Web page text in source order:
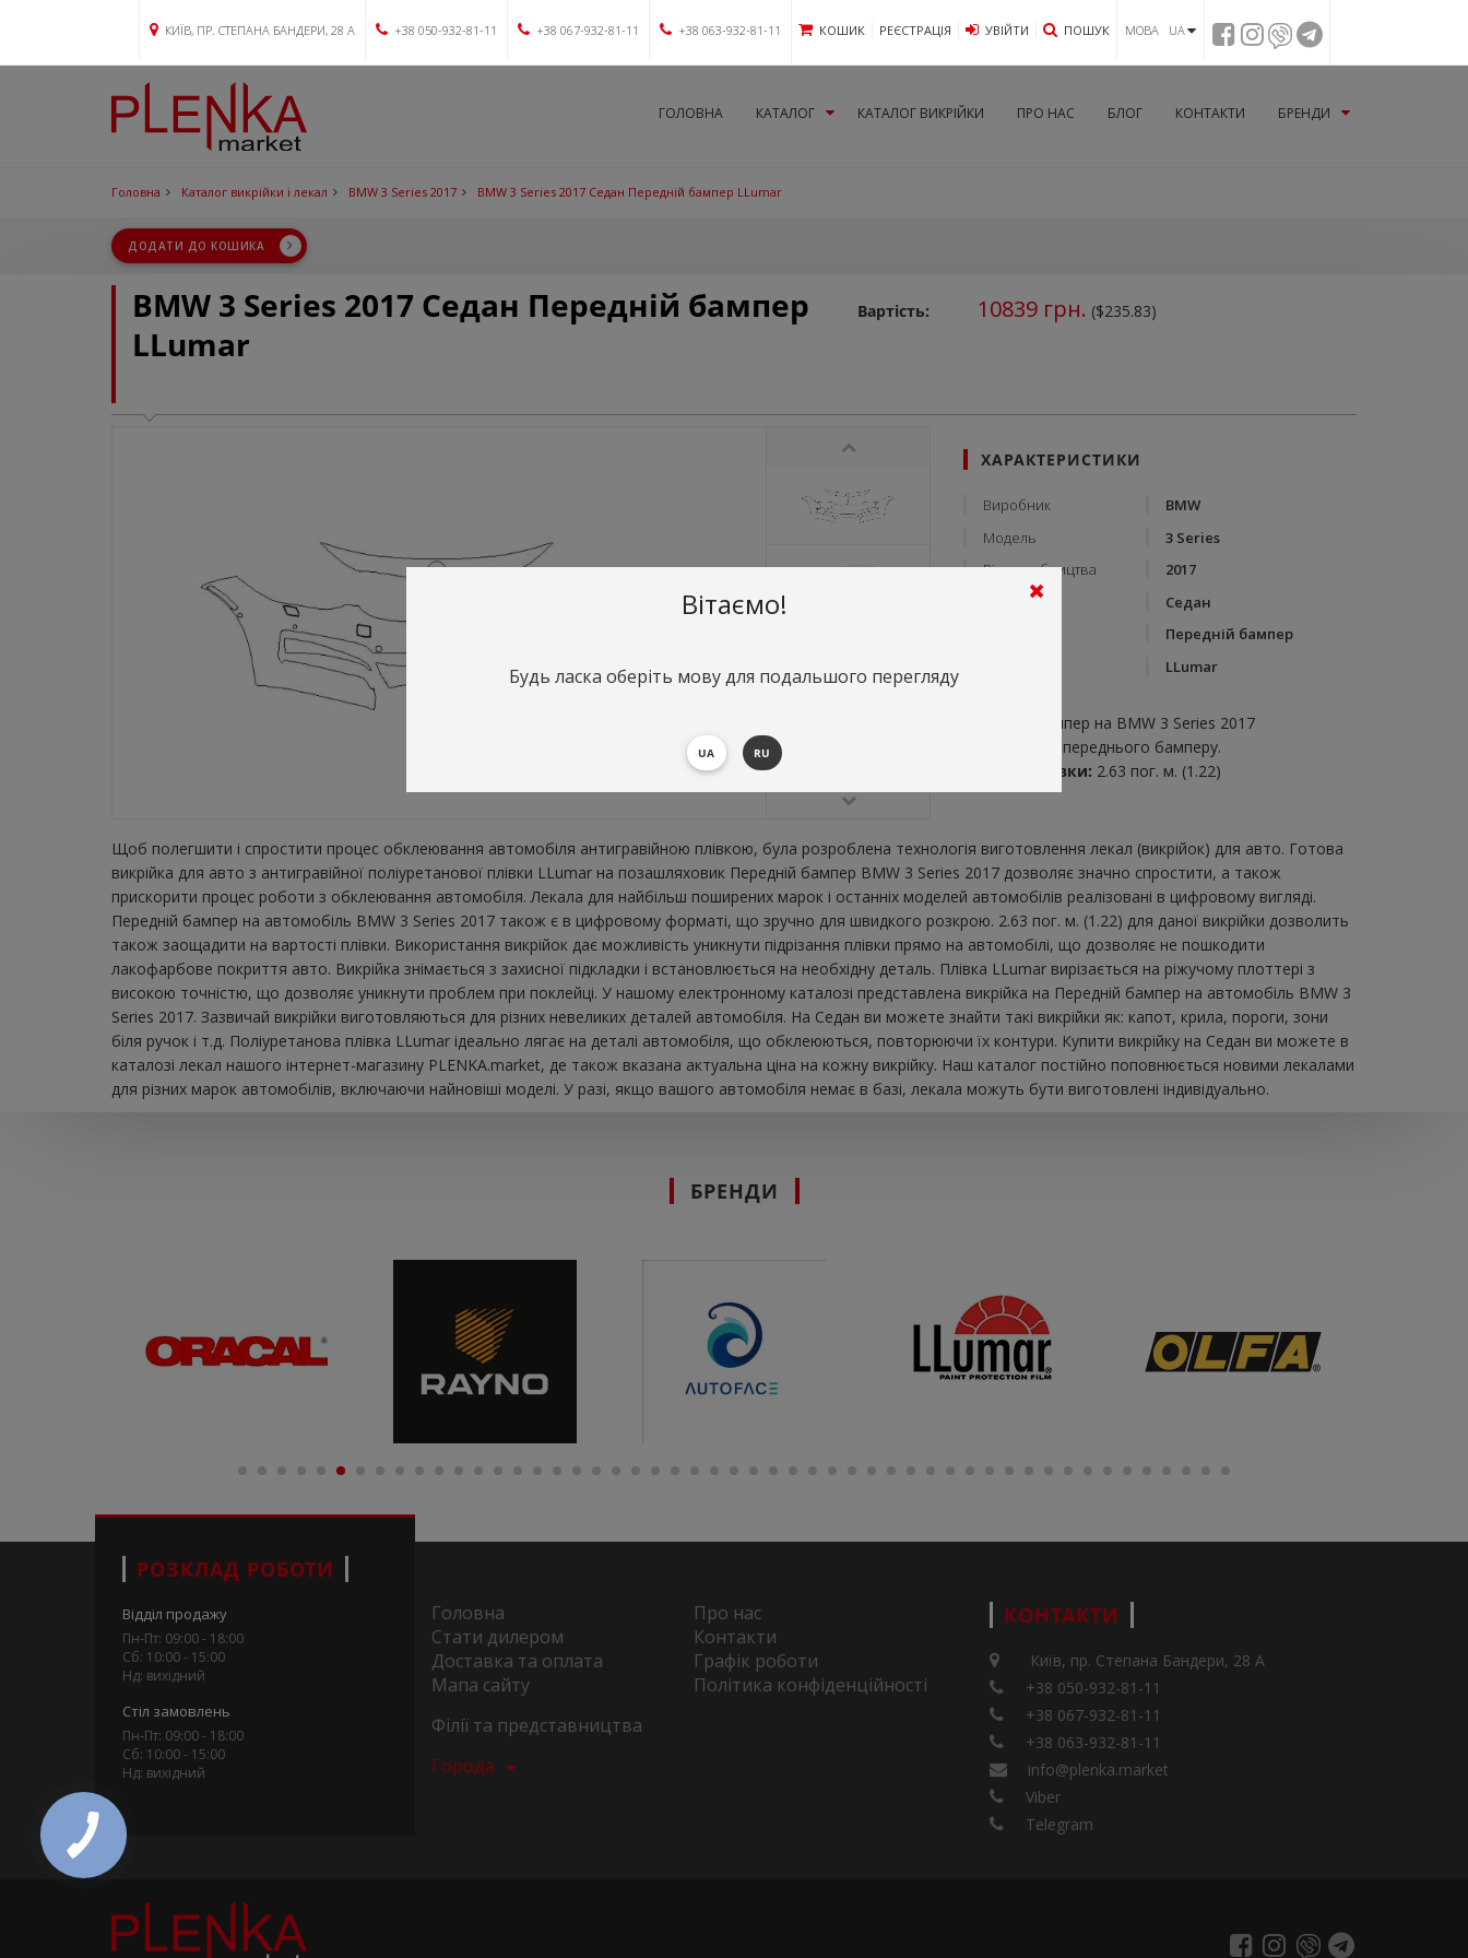
КИЇВ, ПР. СТЕПАНА БАНДЕРИ, 28 А +38 050-932-81-11 +38 067-932-81-11 +38 063-932-81-11 КОШИК РЕЄСТРАЦІЯ УВIЙТИ ПОШУК МОВА UA
ГОЛОВНА КАТАЛОГ КАТАЛОГ ВИКРІЙКИ ПРО НАС БЛОГ КОНТАКТИ БРЕНДИ
Головна Каталог викрійки і лекал BMW 3 Series 2017 BMW 3 Series 2017 Седан Передній бампер LLumar
ДОДАТИ ДО КОШИКА
BMW 3 Series 2017 Седан Передній бампер
LLumar
Вартість: 10839грн. ($235.83)
ХАРАКТЕРИСТИКИ
Виробник
BMW
Модель
3 Series
Рік виробництва
2017
Тип кузову
Седан
Передній бампер
LLumar
Передній бампер на BMW 3 Series 2017
Викрійка для переднього бамперу.
Витрата плівки: 2.63 пог. м. (1.22)
Щоб полегшити і спростити процес обклеювання автомобіля антигравійною плівкою, була розроблена технологія виготовлення лекал (викрійок) для авто. Готова
викрійка для авто з антигравійної поліуретанової плівки LLumar на позашляховик Передній бампер BMW 3 Series 2017 дозволяє значно спростити, а також
прискорити процес роботи з обклеювання автомобіля. Лекала для найбільш поширених марок і останніх моделей автомобілів реалізовані в цифровому вигляді.
Передній бампер на автомобіль BMW 3 Series 2017 також є в цифровому форматі, що зручно для швидкого розкрою. 2.63 пог. м. (1.22) для даної викрійки дозволить
також заощадити на вартості плівки. Використання викрійок дає можливість уникнути підрізання плівки прямо на автомобілі, що дозволяє не пошкодити
лакофарбове покриття авто. Викрійка знімається з захисної підкладки і встановлюється на необхідну деталь. Плівка LLumar вирізається на ріжучому плоттері з
високою точністю, що дозволяє уникнути проблем при поклейці. У нашому електронному каталозі представлена ​​викрійка на Передній бампер на автомобіль BMW 3
Series 2017. Зазвичай викрійки виготовляються для різних невеликих деталей автомобіля. На Седан ви можете знайти такі викрійки як: капот, крила, пороги, зони
біля ручок і т.д. Поліуретанова плівка LLumar ідеально лягає на деталі автомобіля, що обклеюються, повторюючи їх контури. Купити викрійку на Седан ви можете в
каталозі лекал нашого інтернет-магазину PLENKA.market, де також вказана актуальна ціна на кожну викрійку. Наш каталог постійно поповнюється новими лекалами
для різних марок автомобілів, включаючи найновіші моделі. У разі, якщо вашого автомобіля немає в базі, лекала можуть бути виготовлені індивідуально.
БРЕНДИ
РОЗКЛАД РОБОТИ
Відділ продажу
Пн-Пт: 09:00 - 18:00
Сб: 10:00 - 15:00
Нд: вихідний
Стіл замовлень
Пн-Пт: 09:00 - 18:00
Сб: 10:00 - 15:00
Нд: вихідний
Головна
Про нас
Стати дилером
Контакти
Доставка та оплата
Графік роботи
Мапа сайту
Політика конфіденційності
Філії та представництва
Города
КОНТАКТИ
Київ, пр. Степана Бандери, 28 А
+38 050-932-81-11
+38 067-932-81-11
+38 063-932-81-11
info@plenka.market
Viber
Telegram
Вітаємо!
Будь ласка оберіть мову для подальшого перегляду
UA RU